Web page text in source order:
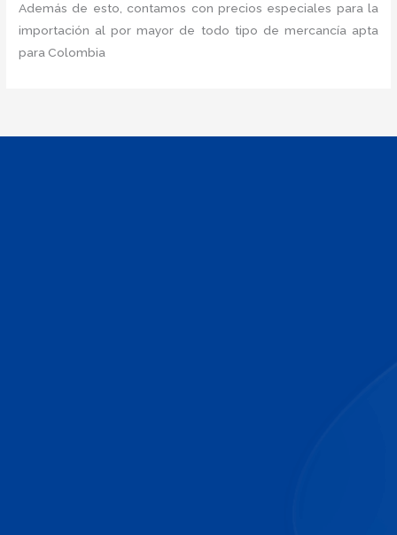
Además de esto, contamos con precios especiales para la
importación al por mayor de todo tipo de mercancía apta
para Colombia